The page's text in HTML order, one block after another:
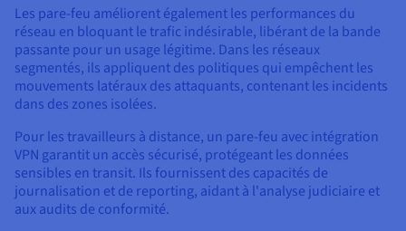
Les pare-feu améliorent également les performances du
réseau en bloquant le trafic indésirable, libérant de la bande
passante pour un usage légitime. Dans les réseaux
segmentés, ils appliquent des politiques qui empêchent les
mouvements latéraux des attaquants, contenant les incidents
dans des zones isolées.
Pour les travailleurs à distance, un pare-feu avec intégration
VPN garantit un accès sécurisé, protégeant les données
sensibles en transit. Ils fournissent des capacités de
journalisation et de reporting, aidant à l'analyse judiciaire et
aux audits de conformité.